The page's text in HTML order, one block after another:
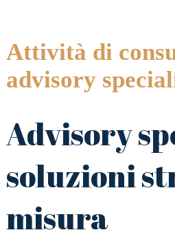
Attività di
advisory
Advisory
soluzioni
misura